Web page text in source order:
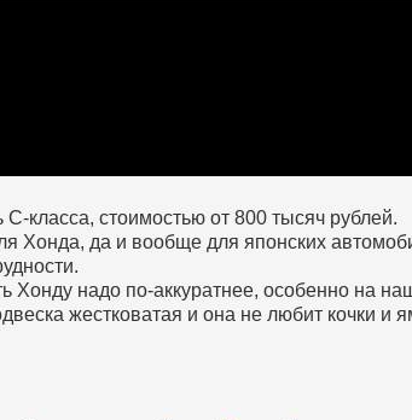
класса, стоимостью от 800 тысяч рублей.
Хонда, да и вообще для японских
Хонду надо по-аккуратнее, особенно на
жестковатая и она не любит кочки и